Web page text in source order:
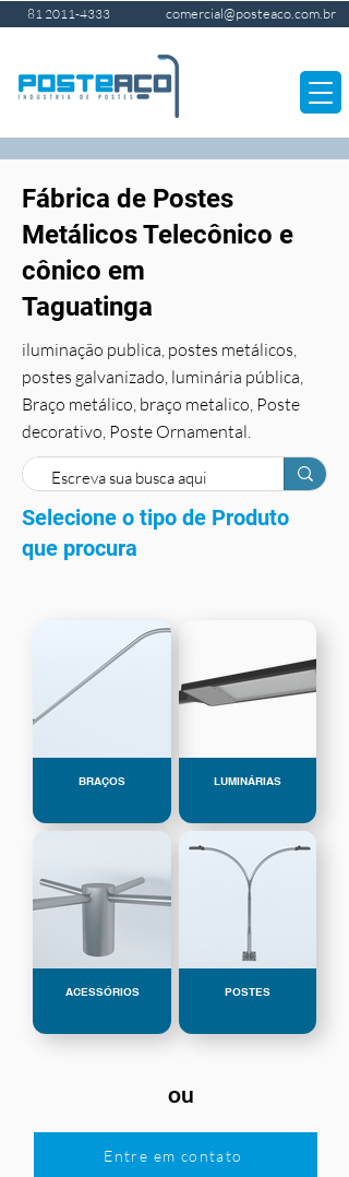
81 2011-4333 comercial@posteaco.com.br
Fábrica de Postes
Metálicos Telecônico e
cônico em
Taguatinga
iluminação publica, postes metálicos,
postes galvanizado, luminária pública,
Braço metálico, braço metalico, Poste
decorativo, Poste Ornamental.
Selecione o tipo de Produto
que procura
BRAÇOS LUMINÁRIAS
ACESSÓRIOS POSTES
ou
Entre em contato